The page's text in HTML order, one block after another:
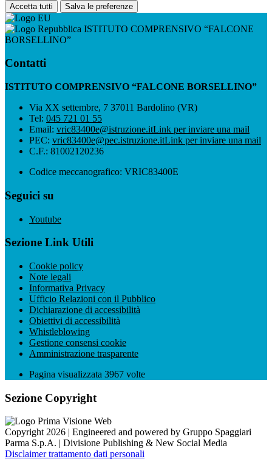
Accetta tutti Salva le preferenze
ISTITUTO COMPRENSIVO “FALCONE
BORSELLINO”
Contatti
ISTITUTO COMPRENSIVO “FALCONE BORSELLINO”
Via XX settembre, 7 37011 Bardolino (VR)
Tel: 045 721 01 55
Email: vric83400e@istruzione.itLink per inviare una mail
PEC: vric83400e@pec.istruzione.itLink per inviare una mail
C.F.: 81002120236
Codice meccanografico: VRIC83400E
Seguici su
Youtube
Sezione Link Utili
Cookie policy
Note legali
Informativa Privacy
Ufficio Relazioni con il Pubblico
Dichiarazione di accessibilità
Obiettivi di accessibilità
Whistleblowing
Gestione consensi cookie
Amministrazione trasparente
Pagina visualizzata 3967 volte
Sezione Copyright
Copyright 2026 | Engineered and powered by Gruppo Spaggiari
Parma S.p.A. | Divisione Publishing & New Social Media
Disclaimer trattamento dati personali